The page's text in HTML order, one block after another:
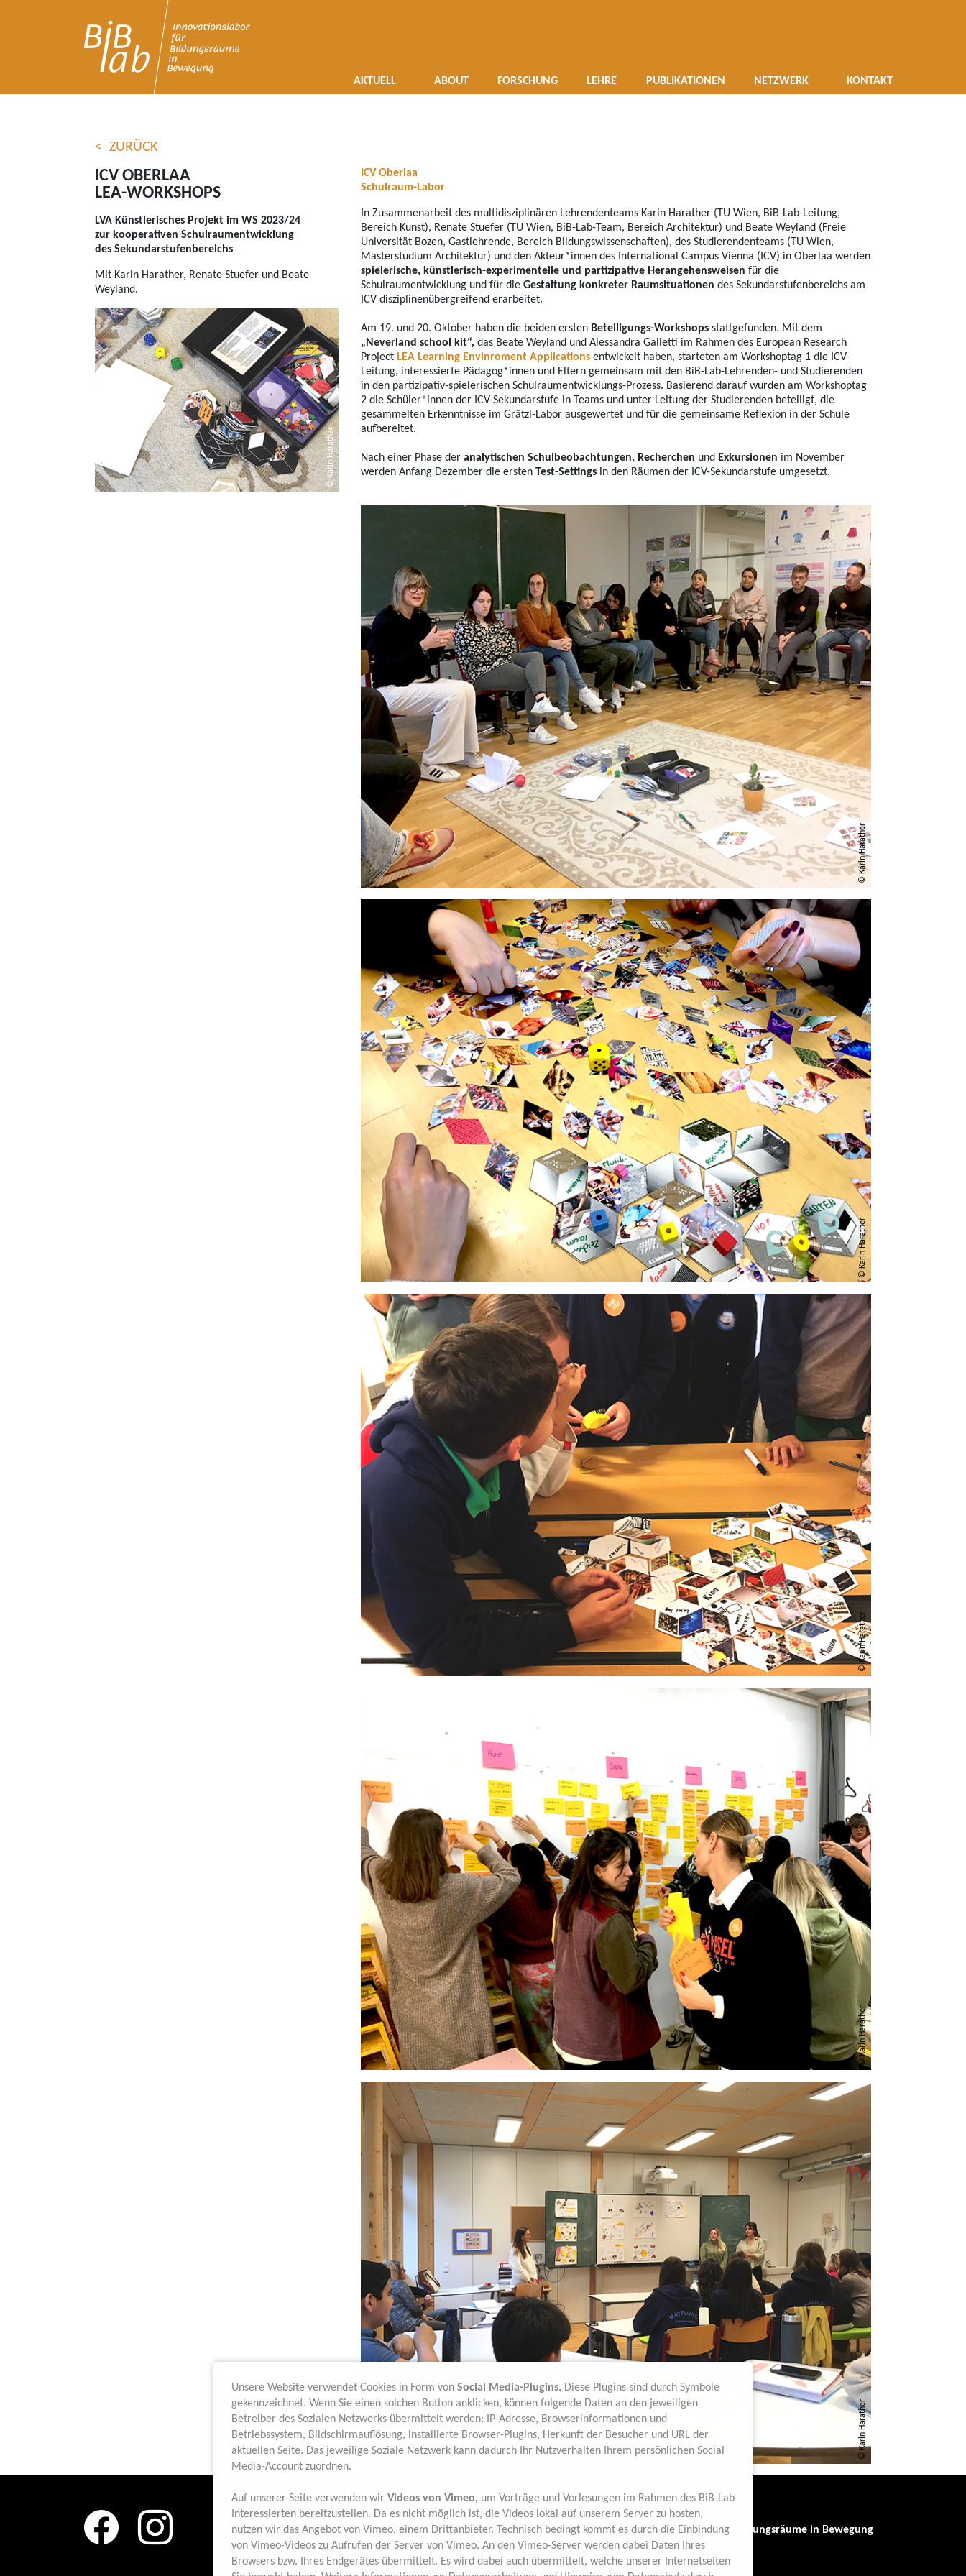
ICV Oberlaa - BibLab / Innovationslabor für Bildungsräume in Bewegung
Navigation überspringen
AKTUELL ABOUT FORSCHUNG LEHRE PUBLIKATIONEN NETZWERK KONTAKT
ZURÜCK
ICV OBERLAA
LEA-WORKSHOPS
LVA Künstlerisches Projekt im WS 2023/24
zur kooperativen Schulraumentwicklung
des Sekundarstufenbereichs
Mit Karin Harather, Renate Stuefer und Beate
Weyland.
© Karin Harather
ICV Oberlaa
Schulraum-Labor
In Zusammenarbeit des multidisziplinären Lehrendenteams Karin Harather (TU Wien, BiB-Lab-Leitung,
Bereich Kunst), Renate Stuefer (TU Wien, BiB-Lab-Team, Bereich Architektur) und Beate Weyland (Freie
Universität Bozen, Gastlehrende, Bereich Bildungswissenschaften), des Studierendenteams (TU Wien,
Masterstudium Architektur) und den Akteur*innen des International Campus Vienna (ICV) in Oberlaa werden
spielerische, künstlerisch-experimentelle und partizipative Herangehensweisen für die
Schulraumentwicklung und für die Gestaltung konkreter Raumsituationen des Sekundarstufenbereichs am
ICV disziplinenübergreifend erarbeitet.
Am 19. und 20. Oktober haben die beiden ersten Beteiligungs-Workshops stattgefunden. Mit dem
„Neverland school kit“, das Beate Weyland und Alessandra Galletti im Rahmen des European Research
Project LEA Learning Envinroment Applications entwickelt haben, starteten am Workshoptag 1 die ICV-
Leitung, interessierte Pädagog*innen und Eltern gemeinsam mit den BiB-Lab-Lehrenden- und Studierenden
in den partizipativ-spielerischen Schulraumentwicklungs-Prozess. Basierend darauf wurden am Workshoptag
2 die Schüler*innen der ICV-Sekundarstufe in Teams und unter Leitung der Studierenden beteiligt, die
gesammelten Erkenntnisse im Grätzl-Labor ausgewertet und für die gemeinsame Reflexion in der Schule
aufbereitet.
Nach einer Phase der analytischen Schulbeobachtungen, Recherchen und Exkursionen im November
werden Anfang Dezember die ersten Test-Settings in den Räumen der ICV-Sekundarstufe umgesetzt.
© Karin Harather
© Karin Harather
© Karin Harather
© Karin Harather
© Karin Harather
Bib-Lab
Innovationslabor für Bildungsräume in Bewegung
Technische Universität Wien
Unsere Website verwendet Cookies in Form von Social Media-Plugins. Diese Plugins sind durch Symbole
gekennzeichnet. Wenn Sie einen solchen Button anklicken, können folgende Daten an den jeweiligen
Betreiber des Sozialen Netzwerks übermittelt werden: IP-Adresse, Browserinformationen und
Betriebssystem, Bildschirmauflösung, installierte Browser-Plugins, Herkunft der Besucher und URL der
aktuellen Seite. Das jeweilige Soziale Netzwerk kann dadurch Ihr Nutzverhalten Ihrem persönlichen Social
Media-Account zuordnen.
Auf unserer Seite verwenden wir Videos von Vimeo, um Vorträge und Vorlesungen im Rahmen des BiB-Lab
Interessierten bereitzustellen. Da es nicht möglich ist, die Videos lokal auf unserem Server zu hosten,
nutzen wir das Angebot von Vimeo, einem Drittanbieter. Technisch bedingt kommt es durch die Einbindung
von Vimeo-Videos zu Aufrufen der Server von Vimeo. An den Vimeo-Server werden dabei Daten Ihres
Browsers bzw. Ihres Endgerätes übermittelt. Es wird dabei auch übermittelt, welche unserer Internetseiten